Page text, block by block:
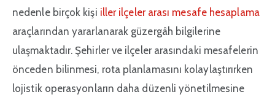
nedenle birçok kişi iller ilçeler arası mesafe hesaplama
araçlarından yararlanarak güzergâh bilgilerine
ulaşmaktadır. Şehirler ve ilçeler arasındaki mesafelerin
önceden bilinmesi, rota planlamasını kolaylaştırırken
lojistik operasyonların daha düzenli yönetilmesine